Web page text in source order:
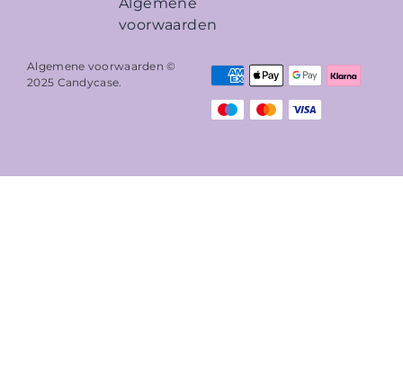
Algemene
voorwaarden
Algemene voorwaarden ©
2025 Candycase.